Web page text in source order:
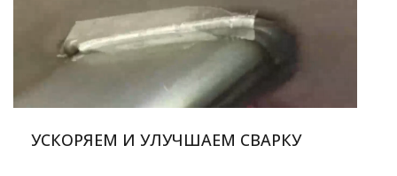
УСКОРЯЕМ И УЛУЧШАЕМ СВАРКУ